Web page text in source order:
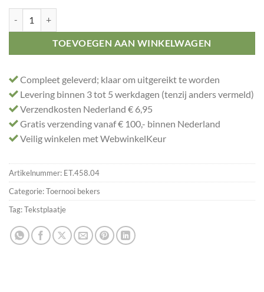
TOEVOEGEN AAN WINKELWAGEN
Compleet geleverd; klaar om uitgereikt te worden
Levering binnen 3 tot 5 werkdagen (tenzij anders vermeld)
Verzendkosten Nederland € 6,95
Gratis verzending vanaf € 100,- binnen Nederland
Veilig winkelen met WebwinkelKeur
Artikelnummer: ET.458.04
Categorie:Toernooi bekers
Tag:Tekstplaatje